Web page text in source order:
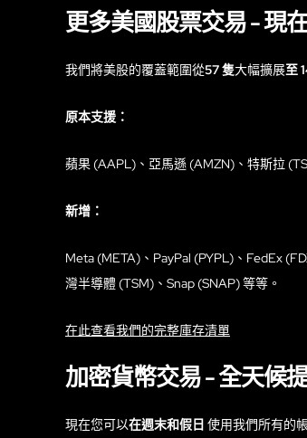
更多美國股票交易 - 現
我們將美股的覆蓋範圍從57 隻大幅擴展至
原本支援：
蘋果 (AAPL)、亞馬遜 (AMZN)、特斯拉
新增：
Meta (META)、PayPal (PYPL)、FedEx
灣半導體 (TSM)、Snap (SNAP) 等等。
在此查看我們的完整庫存清單
加密貨幣交易 - 全天候
現在您可以在週末和假日 使用我們所有的